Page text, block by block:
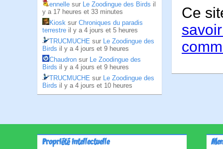
ennelle sur Le Zoodingue des Birds il
y a 17 heures et 33 minutes
Kiosk sur Chroniques du paradis
terrestre il y a 4 jours et 5 heures
TRUCMUCHE sur Le Zoodingue des
Birds il y a 4 jours et 9 heures
Chaudron sur Le Zoodingue des
Birds il y a 4 jours et 9 heures
TRUCMUCHE sur Le Zoodingue des
Birds il y a 4 jours et 10 heures
Ce
Propriété intellectuelle